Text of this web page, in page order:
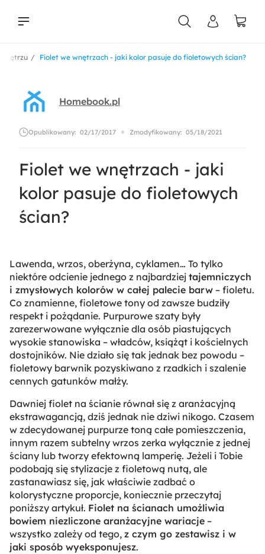
Fiolet we wnętrzach - jaki kolor pasuje do fioletowych ścian?
Homebook.pl
Opublikowany: 02/17/2017 Zmodyfikowany: 05/18/2021
Fiolet we wnętrzach - jaki
kolor pasuje do fioletowych
ścian?
Lawenda, wrzos, oberżyna, cyklamen… To tylko
niektóre odcienie jednego z najbardziej tajemniczych
i zmysłowych kolorów w całej palecie barw – fioletu.
Co znamienne, fioletowe tony od zawsze budziły
respekt i pożądanie. Purpurowe szaty były
zarezerwowane wyłącznie dla osób piastujących
wysokie stanowiska – władców, książąt i kościelnych
dostojników. Nie działo się tak jednak bez powodu –
fioletowy barwnik pozyskiwano z rzadkich i szalenie
cennych gatunków małży.
Dawniej fiolet na ścianie równał się z aranżacyjną
ekstrawagancją, dziś jednak nie dziwi nikogo. Czasem
w zdecydowanej purpurze toną całe pomieszczenia,
innym razem subtelny wrzos zerka wyłącznie z jednej
ściany lub tworzy efektowną lamperię. Jeżeli i Tobie
podobają się stylizacje z fioletową nutą, ale
zastanawiasz się, jak właściwie zadbać o
kolorystyczne proporcje, koniecznie przeczytaj
poniższy artykuł. Fiolet na ścianach umożliwia
bowiem niezliczone aranżacyjne wariacje –
wszystko zależy od tego, z czym go zestawisz i w
jaki sposób wyeksponujesz.